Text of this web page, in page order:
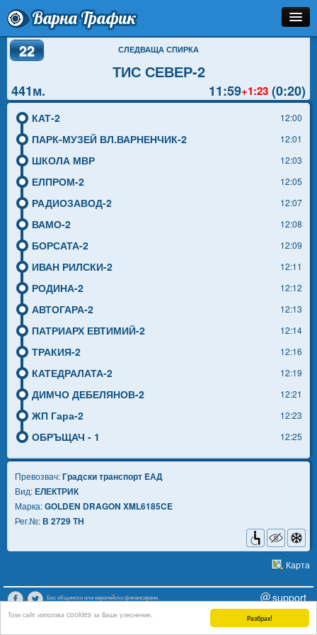
Разбрах!
Този сайт използва cookies за Ваше улеснение.
Варна Трафик
Спирка
Разписание
Как Да Стигна?
Инфо
22 СЛЕДВАЩА СПИРКА
ТИС СЕВЕР-2
11:59+1:23 (0:20)
441м.
КАТ-2 12:00
ПАРК-МУЗЕЙ ВЛ.ВАРНЕНЧИК-2 12:01
ШКОЛА МВР 12:03
ЕЛПРОМ-2 12:05
РАДИОЗАВОД-2 12:07
ВАМО-2 12:08
БОРСАТА-2 12:09
ИВАН РИЛСКИ-2 12:11
РОДИНА-2 12:12
АВТОГАРА-2 12:13
ПАТРИАРХ ЕВТИМИЙ-2 12:14
ТРАКИЯ-2 12:16
КАТЕДРАЛАТА-2 12:19
ДИМЧО ДЕБЕЛЯНОВ-2 12:21
ЖП Гара-2 12:23
ОБРЪЩАЧ - 1 12:25
Превозвач:Градски транспорт EАД
Вид:ЕЛЕКТРИК
Марка:GOLDEN DRAGON XML6185CE
Рег.№:В 2729 ТН
Карта
Без общинско или европейско финансиране. support